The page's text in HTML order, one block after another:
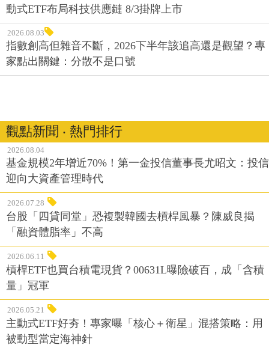
動式ETF布局科技供應鏈 8/3掛牌上市
2026.08.03
指數創高但雜音不斷，2026下半年該追高還是觀望？專
家點出關鍵：分散不是口號
觀點新聞 ‧ 熱門排行
2026.08.04
基金規模2年增近70%！第一金投信董事長尤昭文：投信
迎向大資產管理時代
2026.07.28
台股「四貸同堂」恐複製韓國去槓桿風暴？陳威良揭
「融資體脂率」不高
2026.06.11
槓桿ETF也買台積電現貨？00631L曝險破百，成「含積
量」冠軍
2026.05.21
主動式ETF好夯！專家曝「核心＋衛星」混搭策略：用
被動型當定海神針